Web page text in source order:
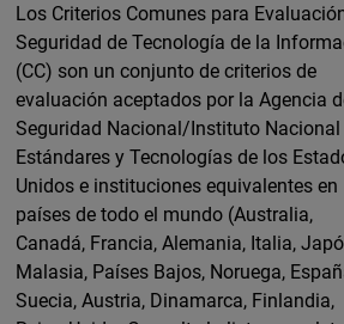
Los Criterios Comunes para
Seguridad de Tecnología de la
(CC) son un conjunto de criterios de
evaluación aceptados por la Agencia
Seguridad Nacional/Instituto Nacional
Estándares y Tecnologías de los
Unidos e instituciones equivalentes en
países de todo el mundo (Australia,
Canadá, Francia, Alemania, Italia,
Malasia, Países Bajos, Noruega,
Suecia, Austria, Dinamarca, Finlandia,